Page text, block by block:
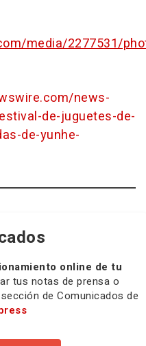
media/2277531/
news-
de-juguetes-de-
de-yunhe-
online de tu
tus notas de prensa o
de Comunicados de